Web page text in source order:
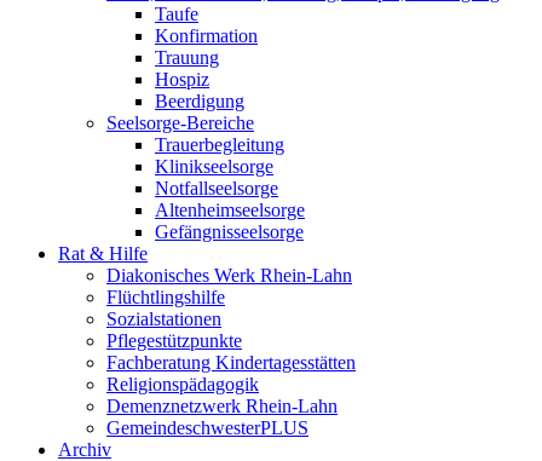
Taufe
Konfirmation
Trauung
Hospiz
Beerdigung
Seelsorge-Bereiche
Trauerbegleitung
Klinikseelsorge
Notfallseelsorge
Altenheimseelsorge
Gefängnisseelsorge
Rat & Hilfe
Diakonisches Werk Rhein-Lahn
Flüchtlingshilfe
Sozialstationen
Pflegestützpunkte
Fachberatung Kindertagesstätten
Religionspädagogik
Demenznetzwerk Rhein-Lahn
GemeindeschwesterPLUS
Archiv